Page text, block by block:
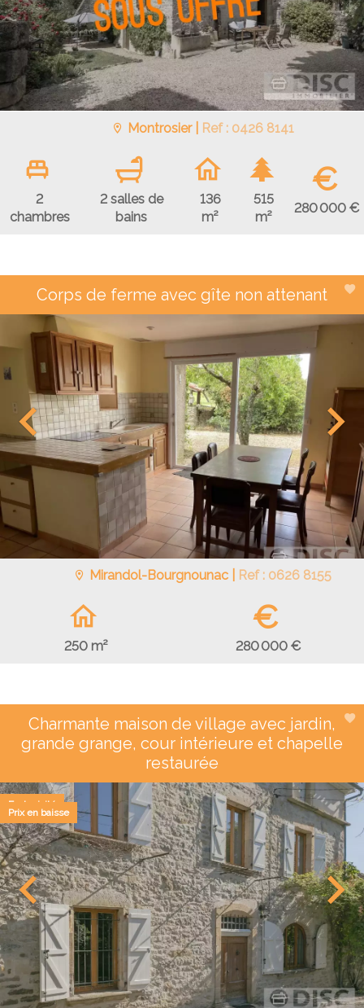
Montrosier | Ref : 0426 8141
2
chambres
2 salles de
bains
136
m²
515
m²
€
280 000 €
Corps de ferme avec gîte non attenant
Mirandol-Bourgnounac | Ref : 0626 8155
250 m²
€
280 000 €
Charmante maison de village avec jardin,
grande grange, cour intérieure et chapelle
restaurée
Exclusivité
Prix en baisse